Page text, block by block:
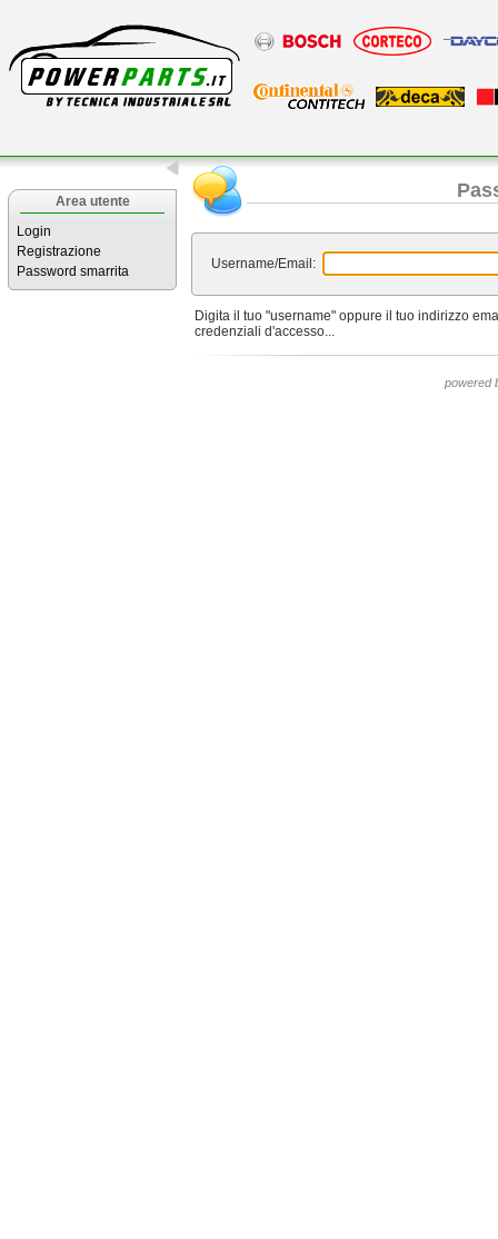
Area utente
Login
Registrazione
Password smarrita
Username/Email:
Digita il tuo "username" oppure il tuo indirizzo
credenziali d'accesso...
powered